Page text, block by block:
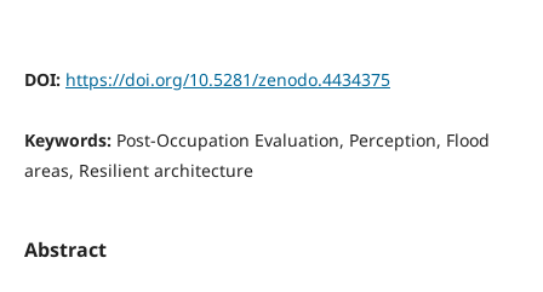
DOI: https://doi.org/10.5281/zenodo.4434375
Keywords: Post-Occupation Evaluation, Perception, Flood
areas, Resilient architecture
Abstract